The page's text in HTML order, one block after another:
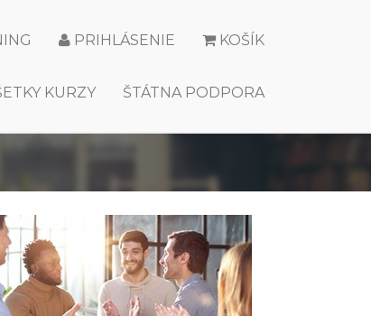
KOŠÍK
PRIHLÁSENIE
ŠTÁTNA PODPORA
KURZY